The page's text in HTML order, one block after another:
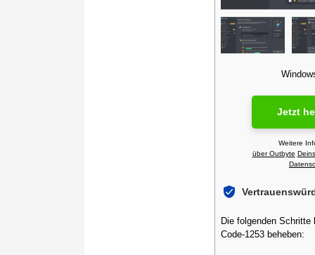
Jetzt
Weitere
über Outbyte
Die folgenden Schritte
Code-1253 beheben: